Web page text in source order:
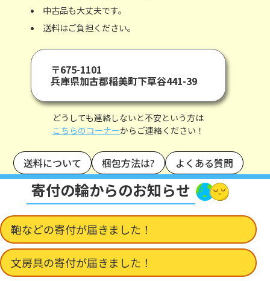
中古品も大丈夫です。
送料はご負担ください。
〒675-1101
兵庫県加古郡稲美町下草谷441-39
どうしても連絡しないと不安という方は
こちらのコーナーからご連絡ください！
送料について 梱包方法は? よくある質問
寄付の輪からのお知らせ
鞄などの寄付が届きました！
文房具の寄付が届きました！